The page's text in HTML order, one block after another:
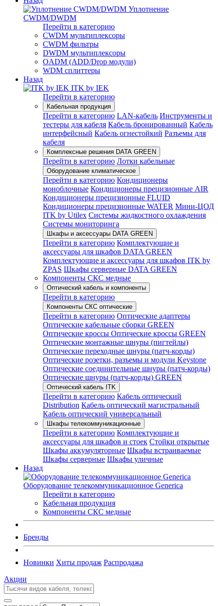
Уплотнение
CWDM/DWDM
Перейти в категорию
CWDM мультиплексоры
CWDM фильтры
DWDM мультиплексоры
OADM (ADD/Drop модули)
WDM сплиттеры
Назад
ITK by IEK
Перейти в категорию
Кабельная продукция
Перейти в категорию LAN-кабель Инструменты и
тестеры для кабеля Кабель бронированный Кабель
интерфейсный Кабель огнестойкий Разъемы для
кабеля
Комплексные решения DATA GREEN
Перейти в категорию Лотки кабельные
Оборудование климатическое
Перейти в категорию Кондиционеры
моноблочные Кондиционеры прецизионные AIR
Кондиционеры прецизионные FLUID
Кондиционеры прецизионные WATER Мини-ЦОД
ITK by Utilex Системы жидкостного охлаждения
Системы мониторинга
Шкафы и аксессуары DATA GREEN
Перейти в категорию Комплектующие и
аксессуары для шкафов DATA GREEN
Комплектующие и аксессуары для шкафов ITK by
ZPAS Шкафы серверные DATA GREEN
Компоненты СКС медные
Оптический кабель и компоненты
Перейти в категорию
Компоненты СКС оптические
Перейти в категорию Оптические адаптеры
Оптические кабельные сборки GREEN
Оптические кроссы Оптические кроссы GREEN
Оптические монтажные шнуры (пигтейлы)
Оптические переходные шнуры (патч-корды)
Оптические розетки, разъемы и модули Keystone
Оптические соединительные шнуры (патч-корды)
Оптические шнуры (патч-корды) GREEN
Оптический кабель ITK
Перейти в категорию Кабель оптический
Distribution Кабель оптический магистральный
Кабель оптический универсальный
Шкафы телекоммуникационные
Перейти в категорию Комплектующие и
аксессуары для шкафов и стоек Стойки открытые
Шкафы аккумуляторные Шкафы встраиваемые
Шкафы серверные Шкафы уличные
Назад
Оборудование телекоммуникационное Generica
Перейти в категорию
Кабельная продукция
Компоненты СКС медные
Бренды
Новинки Хиты продаж Распродажа
Акции